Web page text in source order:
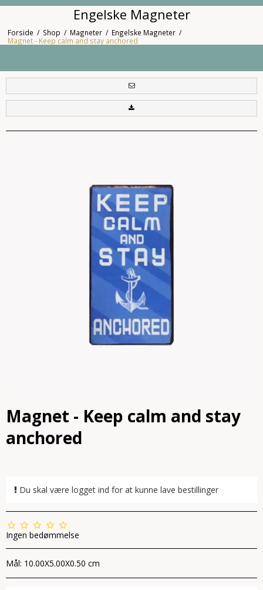
Engelske Magneter
Forside / Shop / Magneter / Engelske Magneter /
Magnet - Keep calm and stay anchored
Magnet - Keep calm and stay
anchored
Du skal være logget ind for at kunne lave bestillinger
Ingen bedømmelse
Mål: 10.00X5.00X0.50 cm